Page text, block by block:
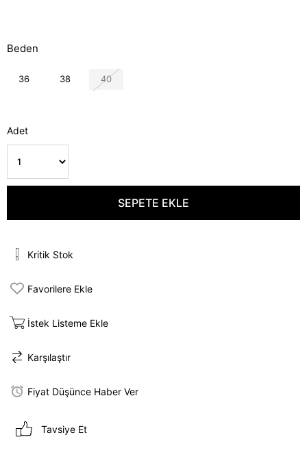
Beden
36 38 40
Adet
Kritik Stok
Favorilere Ekle
İstek Listeme Ekle
Karşılaştır
Fiyat Düşünce Haber Ver
Tavsiye Et